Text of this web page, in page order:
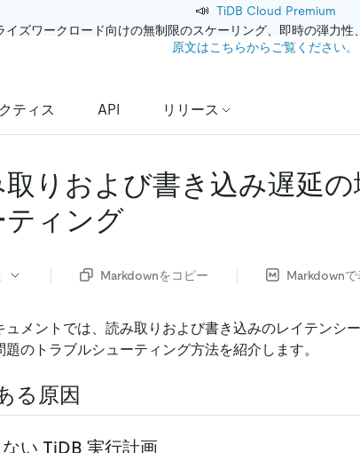
📣 TiDB Cloud Premium
ズワークロード向けの無制限のスケーリング、即時の弾力
原文はこちらからご覧ください。
ティス API リリース
取りおよび書き込み遅延
ティング
Markdownをコピー Markdownで
ュメントでは、読み取りおよび書き込みのレイテンシ
題のトラブルシューティング方法を紹介します。
る原因
い TiDB 実行計画